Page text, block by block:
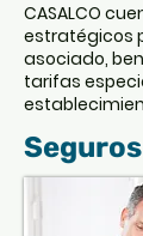
CASALCO
estratégicos
asociado,
tarifas